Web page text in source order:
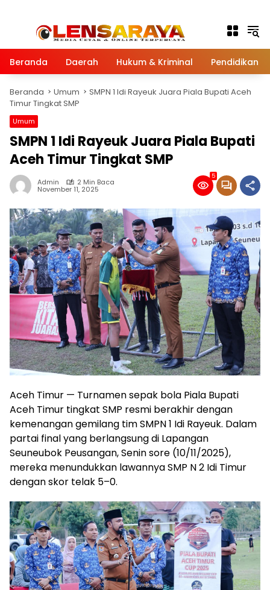
Beranda Daerah Hukum & Kriminal Pendidikan
Beranda Umum
SMPN 1 Idi Rayeuk Juara Piala Bupati Aceh
Timur Tingkat SMP
Umum
SMPN 1 Idi Rayeuk Juara Piala Bupati
Aceh Timur Tingkat SMP
Admin 2 Min Baca
November 11, 2025
5
Aceh Timur — Turnamen sepak bola Piala Bupati
Aceh Timur tingkat SMP resmi berakhir dengan
kemenangan gemilang tim SMPN 1 Idi Rayeuk. Dalam
partai final yang berlangsung di Lapangan
Seuneubok Peusangan, Senin sore (10/11/2025),
mereka menundukkan lawannya SMP N 2 Idi Timur
dengan skor telak 5–0.